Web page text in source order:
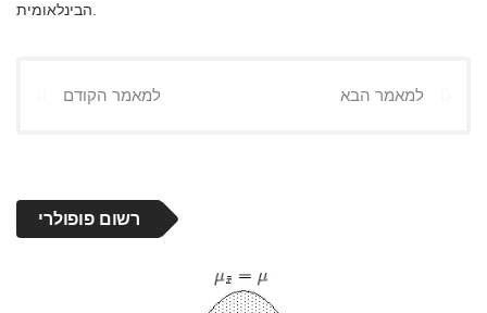
למאמר הקודם למאמר הבא
רשום פופולרי